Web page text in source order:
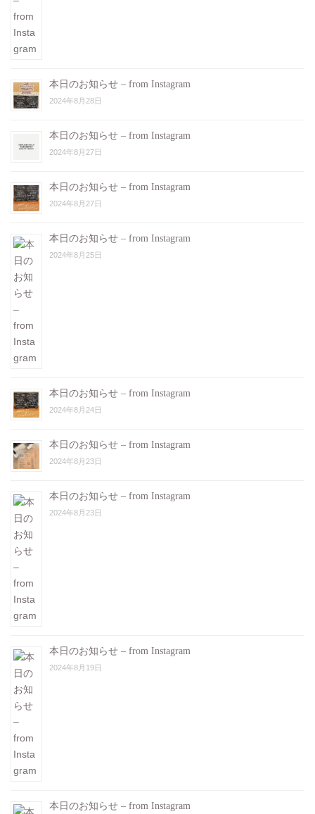
本日のお知らせ – from Instagram
2024年8月28日
本日のお知らせ – from Instagram
2024年8月27日
本日のお知らせ – from Instagram
2024年8月27日
本日のお知らせ – from Instagram
2024年8月25日
本日のお知らせ – from Instagram
2024年8月24日
本日のお知らせ – from Instagram
2024年8月23日
本日のお知らせ – from Instagram
2024年8月23日
本日のお知らせ – from Instagram
2024年8月19日
本日のお知らせ – from Instagram